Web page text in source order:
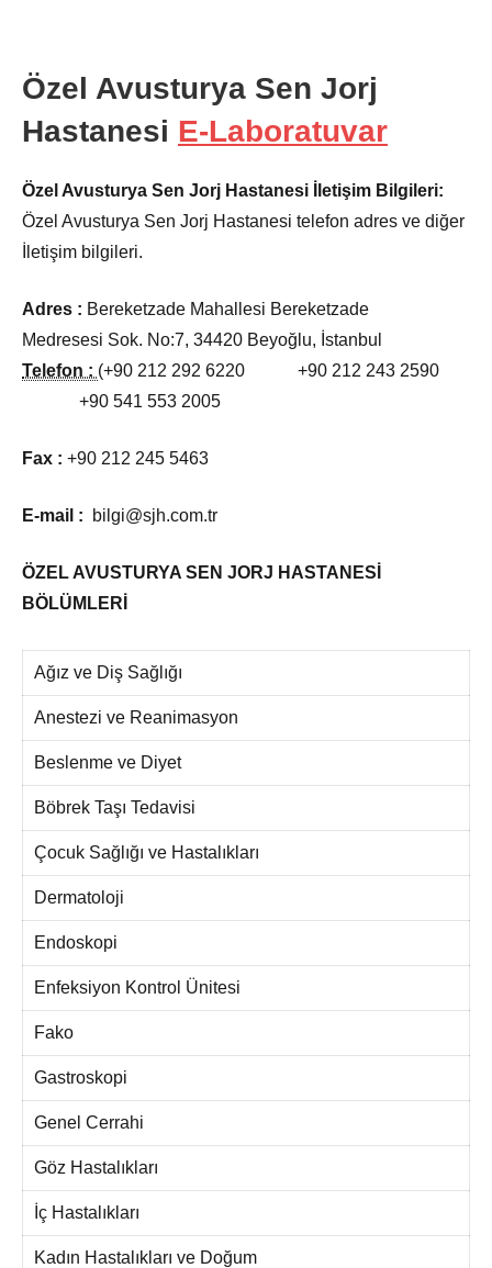
Özel Avusturya Sen Jorj
Hastanesi E-Laboratuvar
Özel Avusturya Sen Jorj Hastanesi İletişim Bilgileri:
Özel Avusturya Sen Jorj Hastanesi telefon adres ve diğer
İletişim bilgileri.
Adres : Bereketzade Mahallesi Bereketzade
Medresesi Sok. No:7, 34420 Beyoğlu, İstanbul
Telefon : (+90 212 292 6220 +90 212 243 2590
+90 541 553 2005
Fax : +90 212 245 5463
E-mail : bilgi@sjh.com.tr
ÖZEL AVUSTURYA SEN JORJ HASTANESİ
BÖLÜMLERİ
Ağız ve Diş Sağlığı
Anestezi ve Reanimasyon
Beslenme ve Diyet
Böbrek Taşı Tedavisi
Çocuk Sağlığı ve Hastalıkları
Dermatoloji
Endoskopi
Enfeksiyon Kontrol Ünitesi
Fako
Gastroskopi
Genel Cerrahi
Göz Hastalıkları
İç Hastalıkları
Kadın Hastalıkları ve Doğum